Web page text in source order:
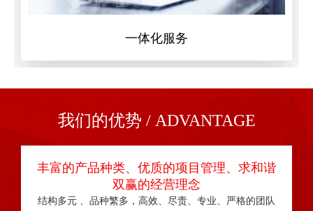
一体化服务
我们的优势 / ADVANTAGE
丰富的产品种类、优质的项目管理、求和谐
双赢的经营理念
结构多元 、品种繁多，高效、尽责、专业、严格的团队